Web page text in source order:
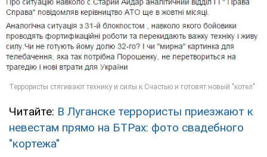
Читайте: В Луганске террористы приезжают к
невестам прямо на БТРах: фото свадебного
"кортежа"